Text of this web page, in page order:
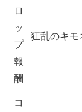
ロ
ッ
プ
報
酬
狂乱のキモ
コ